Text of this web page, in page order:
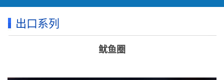
出口系列
鱿鱼圈